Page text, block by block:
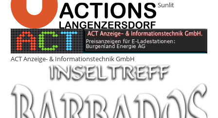
Sunlit
ACT Anzeige- & Informationstechnik GmbH